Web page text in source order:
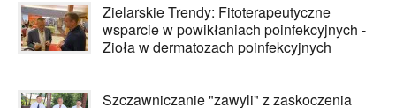
Zielarskie Trendy: Fitoterapeutyczne
wsparcie w powikłaniach poinfekcyjnych -
Zioła w dermatozach poinfekcyjnych
Szczawniczanie "zawyli" z zaskoczenia